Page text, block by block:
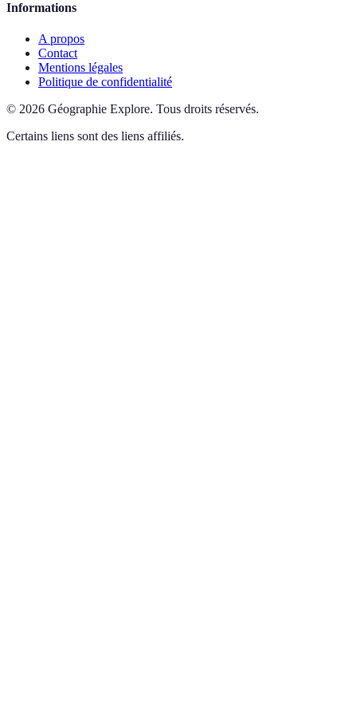
Informations
A propos
Contact
Mentions légales
Politique de confidentialité
© 2026 Géographie Explore. Tous droits réservés.
Certains liens sont des liens affiliés.